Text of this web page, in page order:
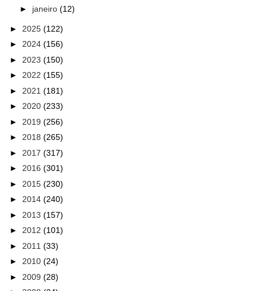
► janeiro (12)
► 2025 (122)
► 2024 (156)
► 2023 (150)
► 2022 (155)
► 2021 (181)
► 2020 (233)
► 2019 (256)
► 2018 (265)
► 2017 (317)
► 2016 (301)
► 2015 (230)
► 2014 (240)
► 2013 (157)
► 2012 (101)
► 2011 (33)
► 2010 (24)
► 2009 (28)